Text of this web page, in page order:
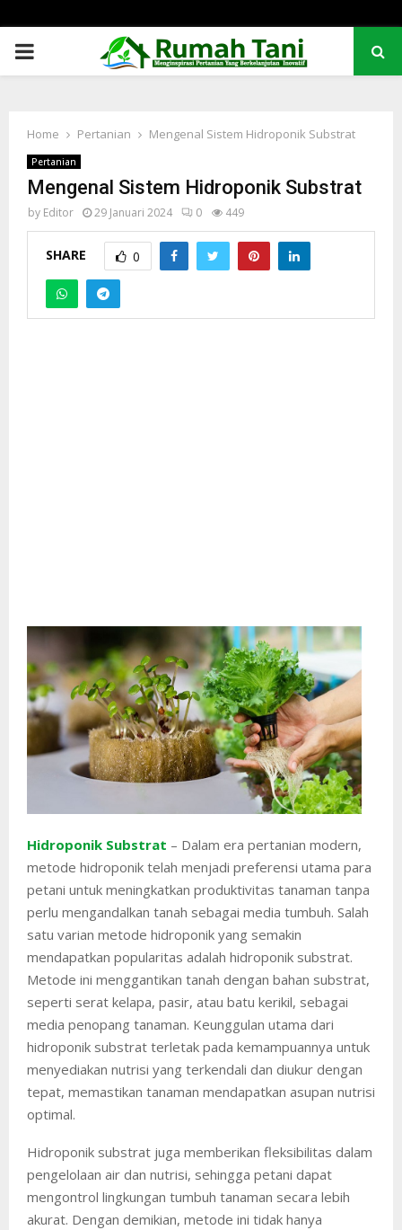
PRIMARY
Home Pertanian Mengenal Sistem Hidroponik Substrat
Pertanian
Mengenal Sistem Hidroponik Substrat
by Editor 29 Januari 2024 0 449
SHARE 0
Hidroponik Substrat – Dalam era pertanian modern,
metode hidroponik telah menjadi preferensi utama para
petani untuk meningkatkan produktivitas tanaman tanpa
perlu mengandalkan tanah sebagai media tumbuh. Salah
satu varian metode hidroponik yang semakin
mendapatkan popularitas adalah hidroponik substrat.
Metode ini menggantikan tanah dengan bahan substrat,
seperti serat kelapa, pasir, atau batu kerikil, sebagai
media penopang tanaman. Keunggulan utama dari
hidroponik substrat terletak pada kemampuannya untuk
menyediakan nutrisi yang terkendali dan diukur dengan
tepat, memastikan tanaman mendapatkan asupan nutrisi
optimal.
Hidroponik substrat juga memberikan fleksibilitas dalam
pengelolaan air dan nutrisi, sehingga petani dapat
mengontrol lingkungan tumbuh tanaman secara lebih
akurat. Dengan demikian, metode ini tidak hanya